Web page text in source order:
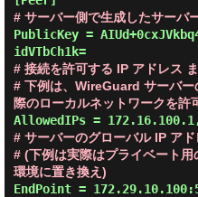
# サーバー側で生成したサーバ
PublicKey =
idVTbCh1k=
# 接続を許可する IP アドレス
# 下例は、WireGuard サーバー
際のローカルネットワークを許
# サーバーのグローバル IP ア
# (下例は実際はプライベート
環境に置き換え)
EndPoint =